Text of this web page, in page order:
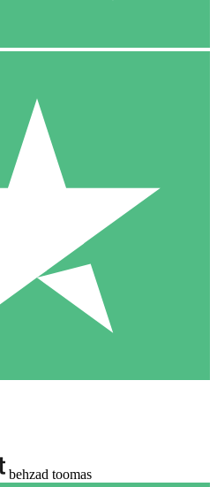
behzad toomas